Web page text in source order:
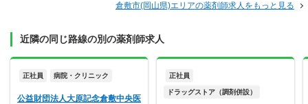
倉敷市(岡山県)エリアの薬剤師求人をもっと見る
近隣の同じ路線の別の薬剤師求人
正社員 病院・クリニック
公益財団法人大原記念倉敷中央医
正社員
ドラッグストア（調剤併設）